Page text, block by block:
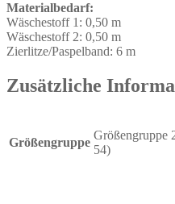
Materialbedarf:
Wäschestoff 1: 0,50 m
Wäschestoff 2: 0,50 m
Zierlitze/Paspelband: 6 m
Zusätzliche
Größengruppe
Größengruppe
54)